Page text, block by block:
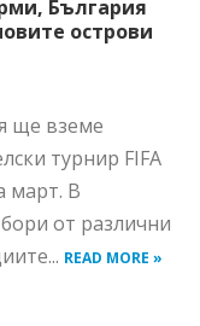
България
острови
ще вземе
турнир FIFA
март. В
от различни
READ MORE »